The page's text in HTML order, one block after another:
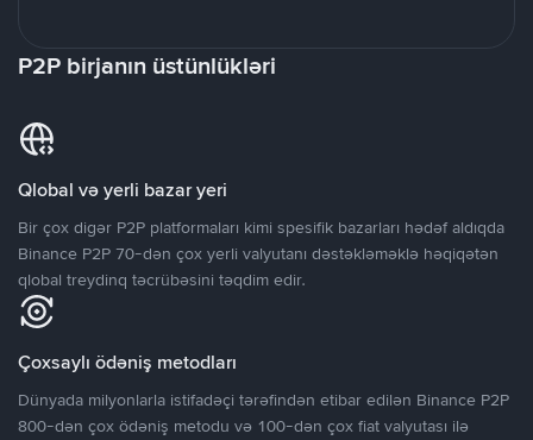
P2P birjanın üstünlükləri
Qlobal və yerli bazar yeri
Bir çox digər P2P platformaları kimi spesifik bazarları hədəf aldıqda
Binance P2P 70-dən çox yerli valyutanı dəstəkləməklə həqiqətən
qlobal treydinq təcrübəsini təqdim edir.
Çoxsaylı ödəniş metodları
Dünyada milyonlarla istifadəçi tərəfindən etibar edilən Binance P2P
800-dən çox ödəniş metodu və 100-dən çox fiat valyutası ilə